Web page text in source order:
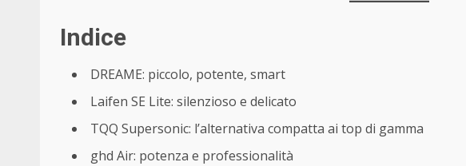
Indice
DREAME: piccolo, potente, smart
Laifen SE Lite: silenzioso e delicato
TQQ Supersonic: l’alternativa compatta ai top di gamma
ghd Air: potenza e professionalità